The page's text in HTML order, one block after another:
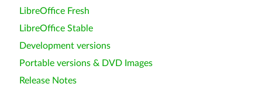
LibreOffice Fresh
LibreOffice Stable
Development versions
Portable versions & DVD Images
Release Notes